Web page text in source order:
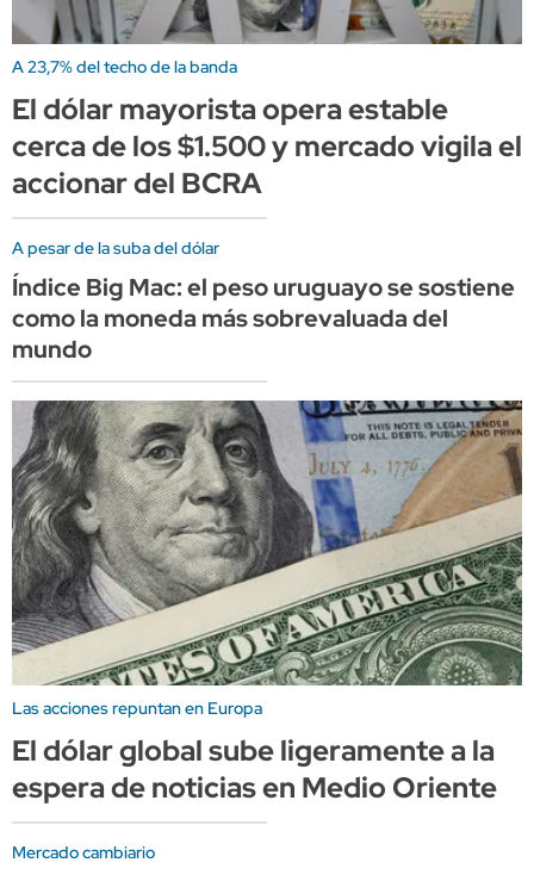
A 23,7% del techo de la banda
El dólar mayorista opera estable
cerca de los $1.500 y mercado vigila el
accionar del BCRA
A pesar de la suba del dólar
Índice Big Mac: el peso uruguayo se sostiene
como la moneda más sobrevaluada del
mundo
Las acciones repuntan en Europa
El dólar global sube ligeramente a la
espera de noticias en Medio Oriente
Mercado cambiario